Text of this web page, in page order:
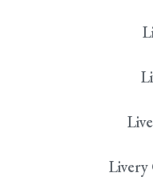
Livery